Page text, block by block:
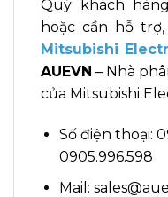
Quý khách
hoặc cần hỗ
Mitsubishi
AUEVN – Nhà
của Mitsubishi
Số điện thoại:
0905.996.598
Mail: